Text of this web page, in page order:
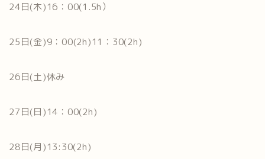
24日(木)16：00(1.5h）
25日(金)9：00(2h)11：30(2h)
26日(土)休み
27日(日)14：00(2h)
28日(月)13:30(2h)